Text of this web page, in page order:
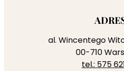
al. Wincentego
00-710
tel.: 575